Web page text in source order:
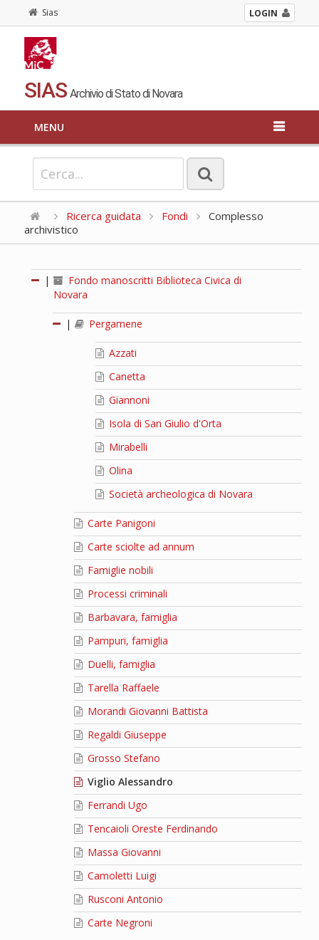
Sias LOGIN
SIAS Archivio di Stato di Novara
MENU
Ricerca guidata Fondi
Complesso
archivistico
|
Fondo manoscritti Biblioteca Civica di
Novara
| Pergamene
Azzati
Canetta
Giannoni
Isola di San Giulio d'Orta
Mirabelli
Olina
Società archeologica di Novara
Carte Panigoni
Carte sciolte ad annum
Famiglie nobili
Processi criminali
Barbavara, famiglia
Pampuri, famiglia
Duelli, famiglia
Tarella Raffaele
Morandi Giovanni Battista
Regaldi Giuseppe
Grosso Stefano
Viglio Alessandro
Ferrandi Ugo
Tencaioli Oreste Ferdinando
Massa Giovanni
Camoletti Luigi
Rusconi Antonio
Carte Negroni